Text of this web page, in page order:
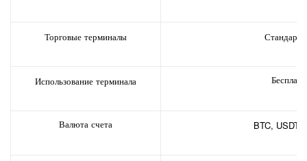
Торговые терминалы
Использование терминала
Валюта счета BTC, USDT